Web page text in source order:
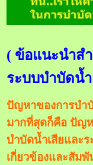
( ข้อแนะนำส
ระบบบำบัดน้ำ
ปัญหาของการบำ
มากที่สุดก็คือ ปัญ
บำบัดน้ำเสียและ
เกี่ยวข้องและสัม